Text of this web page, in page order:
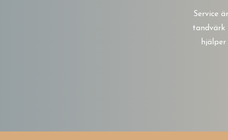
Service
tandvärk